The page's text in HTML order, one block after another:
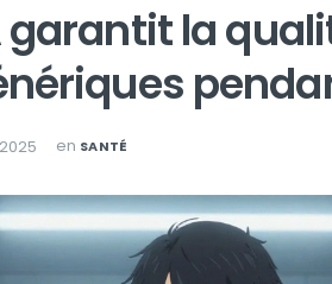
garantit la
en SANTÉ